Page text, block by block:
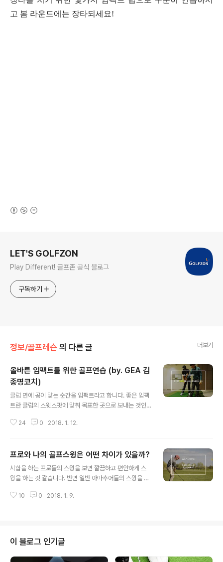
고 봄 라운드에는 장타되세요!
LET'S GOLFZON
Play Different! 골프존 공식 블로그
구독하기
정보/골프레슨 의 다른 글 더보기
올바른 임팩트를 위한 골프연습 (by. GEA 김
종명코치)
클럽 면에 공이 맞는 순간을 임팩트라고 합니다. 좋은 임팩
트란 클럽의 스윗스팟에 맞춰 목표한 곳으로 보내는 것인
게 즐길 수 있을 것입니다. 아마추어 골퍼뿐만 아니라 프로
이번 시간에는 올바른 임팩트를 하기 위한 세가지 요소를
김종명 코치, 국가대표 상비군 장유빈 선수와 함께 알아보
도록 하겠습니다. * 골프존 엘리트아카데미(GEA) "세상에
미의 새로운 패러다임을 만들어가고 있는 골프존 엘리트아
24 0 2018. 1. 12.
프로와 나의 골프스윙은 어떤 차이가 있을까?
시합을 하는 프로들의 스윙을 보면 깔끔하고 편안하게 스
윙을 하는 것 같습니다. 반면 일반 아마추어들의 스윙을 보
있죠. 프로들의 스윙 템포와 리듬은 그리 빠른 거 같지 않고
만 정확도나 구질 그야말로 완벽에 가까운 스윙을 구사합
니다. 그럼 프로와 아마추어의 스윙이 이렇게 차이나는 이
유는 무엇 때문일까요? 완벽한 스윙은 '이상적인 원운동'에
10 0 2018. 1. 9.
이 블로그 인기글